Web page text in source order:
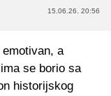
15.06.26. 20:56
a
se borio sa
historijskog